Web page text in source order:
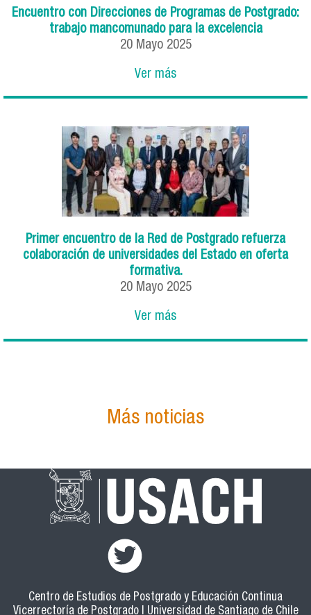
Encuentro con Direcciones de Programas de Postgrado:
trabajo mancomunado para la excelencia
20 Mayo 2025
Ver más
Primer encuentro de la Red de Postgrado refuerza
colaboración de universidades del Estado en oferta
formativa.
20 Mayo 2025
Ver más
Más noticias
Centro de Estudios de Postgrado y Educación Continua
Vicerrectoría de Postgrado | Universidad de Santiago de Chile